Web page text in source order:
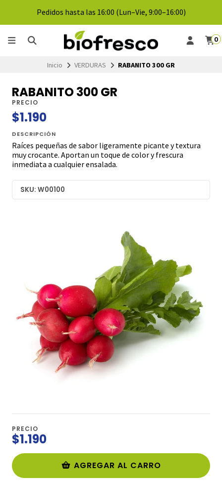
Pedidos hasta las 16:00 (Lun–Vie, 9:00–16:00)
0
Inicio VERDURAS RABANITO 300 GR
RABANITO 300 GR
PRECIO
$1.190
DESCRIPCIÓN
Raíces pequeñas de sabor ligeramente picante y textura
muy crocante. Aportan un toque de color y frescura
inmediata a cualquier ensalada.
SKU: W00100
PRECIO
$1.190
AGREGAR AL CARRO